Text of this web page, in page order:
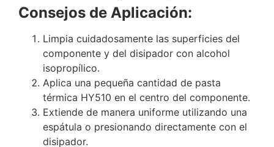
Consejos de Aplicación:
Limpia cuidadosamente las superficies del
componente y del disipador con alcohol
isopropílico.
Aplica una pequeña cantidad de pasta
térmica HY510 en el centro del componente.
Extiende de manera uniforme utilizando una
espátula o presionando directamente con el
disipador.